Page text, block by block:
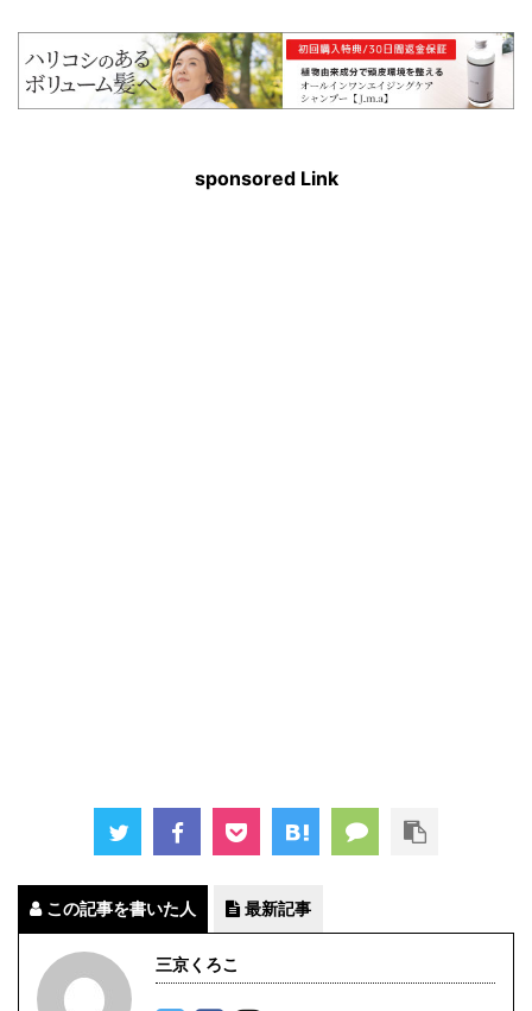
sponsored Link
この記事を書いた人 最新記事
三京くろこ